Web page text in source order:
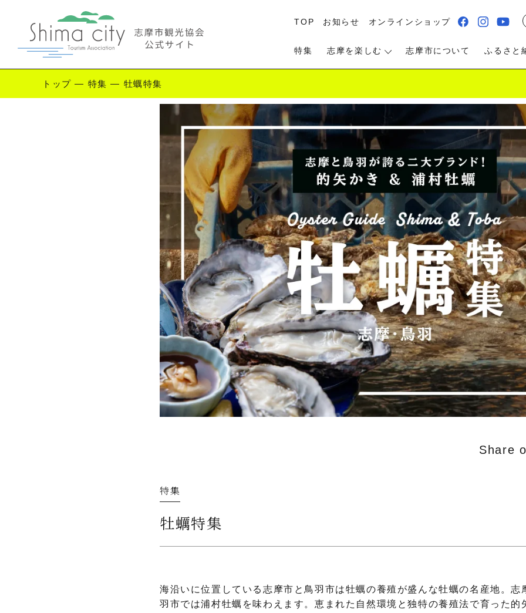
TOP お知らせ オンラインショップ
特集 志摩を楽しむ
Enjoy Shima
観る・遊ぶ 食べる 泊まる・温泉
志摩市について ふるさと
トップ — 特集 — 牡蠣特集
Share
特集
牡蠣特集
海沿いに位置している志摩市と鳥羽市は牡蠣の養殖が盛んな牡蠣の名産地。志
羽市では浦村牡蠣を味わえます。恵まれた自然環境と独特の養殖法で育った的